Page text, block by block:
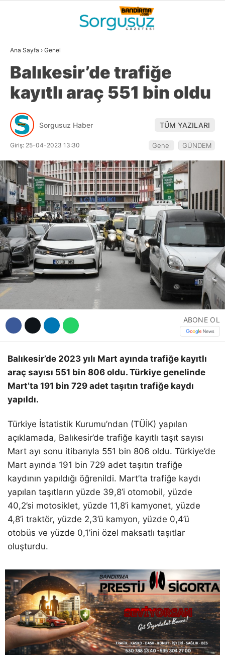
WhatsApp İhbar
Hattı
Facebook
Instagram
Youtube
27°
BALIKESIR
GALERİ VİDEO YAZARLAR
DÜNYA
SİYASET
EKONOMİ
SPOR
MAGAZİN
EĞİTİM
DİĞER
Ana Sayfa › Genel
Balıkesir’de trafiğe
kayıtlı araç 551 bin oldu
Sorgusuz Haber TÜM YAZILARI
Giriş: 25-04-2023 13:30 Genel GÜNDEM
ABONE OL
Balıkesir’de 2023 yılı Mart ayında trafiğe kayıtlı
araç sayısı 551 bin 806 oldu. Türkiye genelinde
Mart’ta 191 bin 729 adet taşıtın trafiğe kaydı
yapıldı.
Türkiye İstatistik Kurumu’ndan (TÜİK) yapılan
açıklamada, Balıkesir’de trafiğe kayıtlı taşıt sayısı
Mart ayı sonu itibarıyla 551 bin 806 oldu. Türkiye’de
Mart ayında 191 bin 729 adet taşıtın trafiğe
kaydının yapıldığı öğrenildi. Mart’ta trafiğe kaydı
yapılan taşıtların yüzde 39,8’i otomobil, yüzde
40,2’si motosiklet, yüzde 11,8’i kamyonet, yüzde
4,8’i traktör, yüzde 2,3’ü kamyon, yüzde 0,4’ü
otobüs ve yüzde 0,1’ini özel maksatlı taşıtlar
oluşturdu.